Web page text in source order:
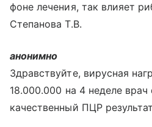
фоне лечения, так влияет
Степанова Т.В.
анонимно
Здравствуйте, вирусная
18.000.000 на 4 неделе врач
качественный ПЦР